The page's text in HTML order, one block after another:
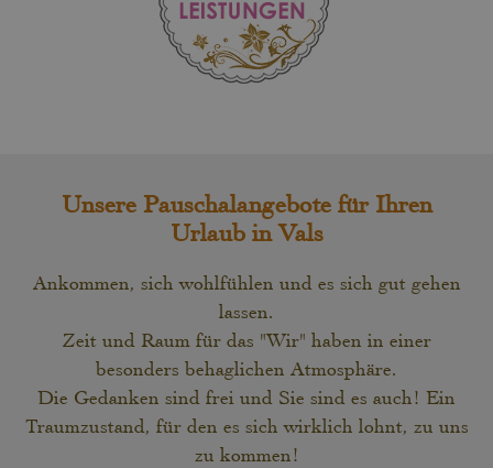
Unsere Pauschalangebote für Ihren
Urlaub in Vals
Ankommen, sich wohlfühlen und es sich gut gehen
lassen.
Zeit und Raum für das "Wir" haben in einer
besonders behaglichen Atmosphäre.
Die Gedanken sind frei und Sie sind es auch! Ein
Traumzustand, für den es sich wirklich lohnt, zu uns
zu kommen!